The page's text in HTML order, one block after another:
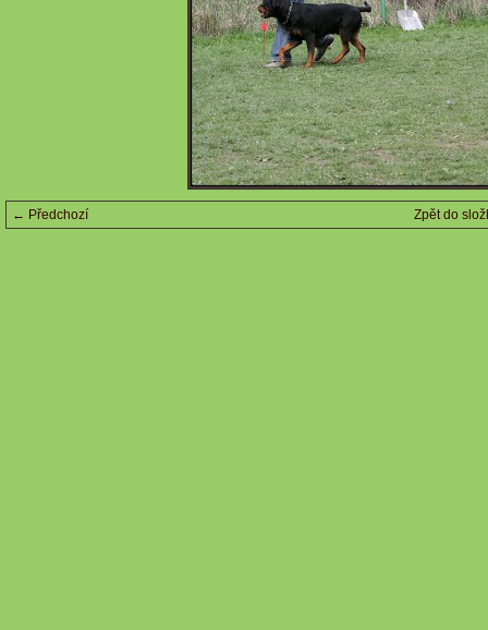
← Předchozí Zpět do